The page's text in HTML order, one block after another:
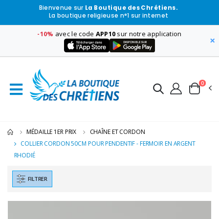
Bienvenue sur La Boutique des Chrétiens.
La boutique religieuse n°1 sur internet
-10% avec le code APP10 sur notre application
×
0
MÉDAILLE 1ER PRIX
CHAÎNE ET CORDON
COLLIER CORDON 50CM POUR PENDENTIF - FERMOIR EN ARGENT
RHODIÉ
FILTRER